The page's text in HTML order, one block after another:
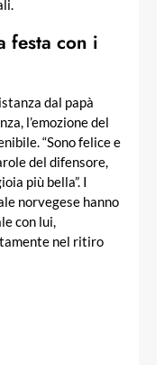
festa con i
dal papà
l’emozione del
“Sono felice e
del difensore,
più bella”. I
norvegese hanno
con lui,
nel ritiro